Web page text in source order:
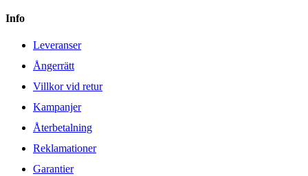
Info
Leveranser
Ångerrätt
Villkor vid retur
Kampanjer
Återbetalning
Reklamationer
Garantier